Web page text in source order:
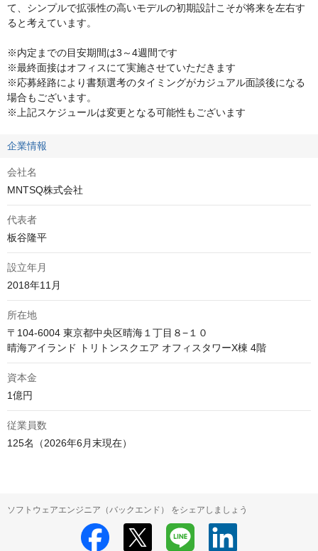
て、シンプルで拡張性の高いモデルの初期設計こそが将来を左右す
ると考えています。
※内定までの目安期間は3～4週間です
※最終面接はオフィスにて実施させていただきます
※応募経路により書類選考のタイミングがカジュアル面談後になる
場合もございます。
※上記スケジュールは変更となる可能性もございます
企業情報
会社名
MNTSQ株式会社
代表者
板谷隆平
設立年月
2018年11月
所在地
〒104-6004 東京都中央区晴海１丁目８−１０
晴海アイランド トリトンスクエア オフィスタワーX棟 4階
資本金
1億円
従業員数
125名（2026年6月末現在）
ソフトウェアエンジニア（バックエンド） をシェアしましょう